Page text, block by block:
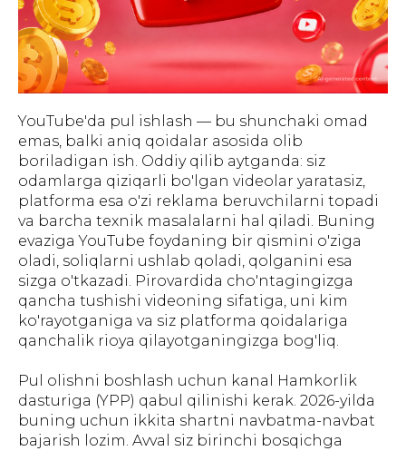
YouTube'da pul ishlash — bu shunchaki omad
emas, balki aniq qoidalar asosida olib
boriladigan ish. Oddiy qilib aytganda: siz
odamlarga qiziqarli bo'lgan videolar yaratasiz,
platforma esa o'zi reklama beruvchilarni topadi
va barcha texnik masalalarni hal qiladi. Buning
evaziga YouTube foydaning bir qismini o'ziga
oladi, soliqlarni ushlab qoladi, qolganini esa
sizga o'tkazadi. Pirovardida cho'ntagingizga
qancha tushishi videoning sifatiga, uni kim
ko'rayotganiga va siz platforma qoidalariga
qanchalik rioya qilayotganingizga bog'liq.
Pul olishni boshlash uchun kanal Hamkorlik
dasturiga (YPP) qabul qilinishi kerak. 2026-yilda
buning uchun ikkita shartni navbatma-navbat
bajarish lozim. Avval siz birinchi bosqichga